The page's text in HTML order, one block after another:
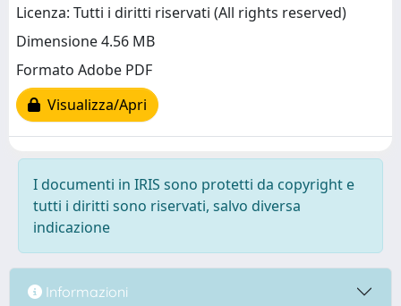
Licenza: Tutti i diritti riservati (All rights reserved)
Dimensione 4.56 MB
Formato Adobe PDF
Visualizza/Apri
I documenti in IRIS sono protetti da copyright e
tutti i diritti sono riservati, salvo diversa
indicazione
Informazioni